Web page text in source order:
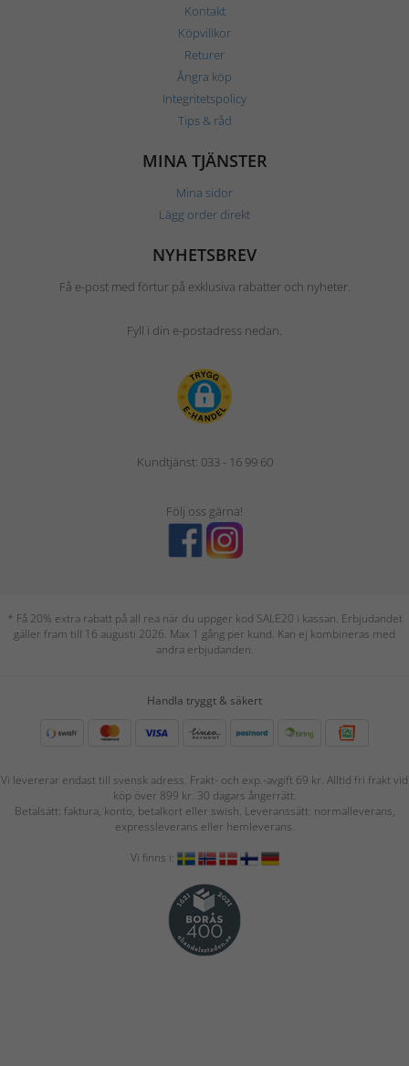
Kontakt
Köpvillkor
Returer
Ångra köp
Integritetspolicy
Tips & råd
MINA TJÄNSTER
Mina sidor
Lägg order direkt
NYHETSBREV
Få e-post med förtur på exklusiva rabatter och nyheter.
Fyll i din e-postadress nedan.
Kundtjänst: 033 - 16 99 60
Följ oss gärna!
* Få 20% extra rabatt på all rea när du uppger kod SALE20 i kassan. Erbjudandet
gäller fram till 16 augusti 2026. Max 1 gång per kund. Kan ej kombineras med
andra erbjudanden.
Handla tryggt & säkert
Vi levererar endast till svensk adress. Frakt- och exp.-avgift 69 kr. Alltid fri frakt vid
köp över 899 kr. 30 dagars ångerrätt.
Betalsätt: faktura, konto, betalkort eller swish. Leveranssätt: normalleverans,
expressleverans eller hemleverans.
Vi finns i: